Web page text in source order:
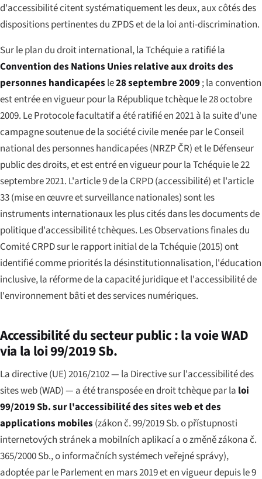
d'accessibilité citent systématiquement les deux, aux côtés des
dispositions pertinentes du ZPDS et de la loi anti-discrimination.
Sur le plan du droit international, la Tchéquie a ratifié la
Convention des Nations Unies relative aux droits des
personnes handicapées le28 septembre 2009; la convention
est entrée en vigueur pour la République tchèque le 28 octobre
2009. Le Protocole facultatif a été ratifié en 2021 à la suite d'une
campagne soutenue de la société civile menée par le Conseil
national des personnes handicapées (NRZP ČR) et le Défenseur
public des droits, et est entré en vigueur pour la Tchéquie le 22
septembre 2021. L'article 9 de la CRPD (accessibilité) et l'article
33 (mise en œuvre et surveillance nationales) sont les
instruments internationaux les plus cités dans les documents de
politique d'accessibilité tchèques. Les Observations finales du
Comité CRPD sur le rapport initial de la Tchéquie (2015) ont
identifié comme priorités la désinstitutionnalisation, l'éducation
inclusive, la réforme de la capacité juridique et l'accessibilité de
l'environnement bâti et des services numériques.
Accessibilité du secteur public : la voie WAD
via la loi 99/2019 Sb.
La directive (UE) 2016/2102 — la Directive sur l'accessibilité des
sites web (WAD) — a été transposée en droit tchèque par la loi
99/2019 Sb. sur l'accessibilité des sites web et des
applications mobiles (zákon č. 99/2019 Sb. o přístupnosti
internetových stránek a mobilních aplikací a o změně zákona č.
365/2000 Sb., o informačních systémech veřejné správy),
adoptée par le Parlement en mars 2019 et en vigueur depuis le 9